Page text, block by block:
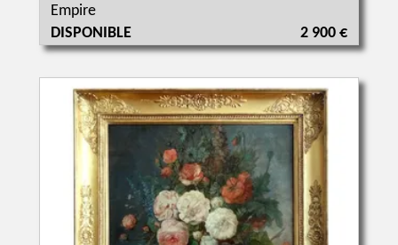
Empire
DISPONIBLE
2 900 €